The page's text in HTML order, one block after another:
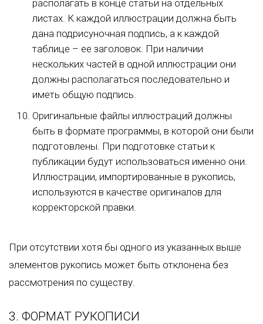
располагать в конце статьи на отдельных
листах. К каждой иллюстрации должна быть
дана подрисуночная подпись, а к каждой
таблице – ее заголовок. При наличии
нескольких частей в одной иллюстрации они
должны располагаться последовательно и
иметь общую подпись.
Оригинальные файлы иллюстраций должны
быть в формате программы, в которой они были
подготовлены. При подготовке статьи к
публикации будут использоваться именно они.
Иллюстрации, импортированные в рукопись,
используются в качестве оригиналов для
корректорской правки.
При отсутствии хотя бы одного из указанных выше
элементов рукопись может быть отклонена без
рассмотрения по существу.
3. ФОРМАТ РУКОПИСИ